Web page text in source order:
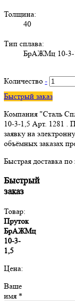
Толщина:
40
Тип сплава:
БрАЖМц 10-3-
Количество -
Быстрый заказ
Компания "Сталь
10-3-1,5 Арт. 1281 .
заявку на
объёмных заказах
Быстрая доставка
Быстрый
заказ
Товар:
Пруток
БрАЖМц
10-3-
1,5
Цена:
Ваше
имя *